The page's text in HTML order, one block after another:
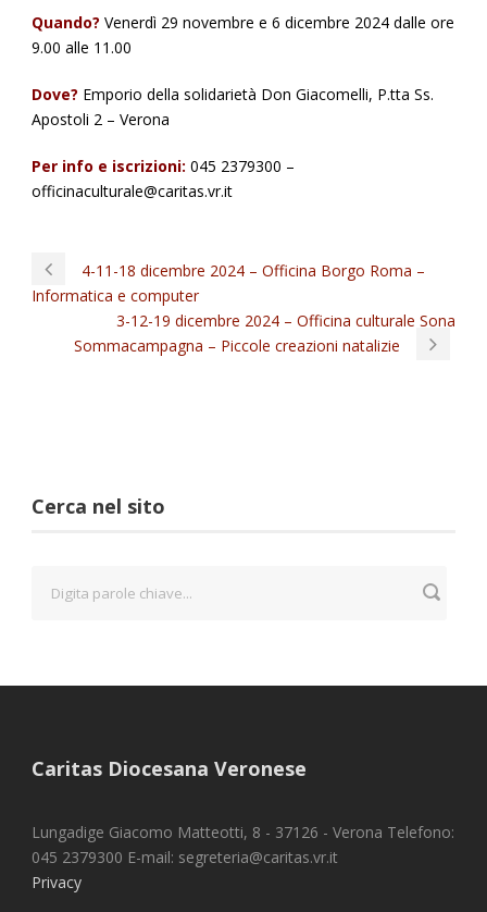
Quando? Venerdì 29 novembre e 6 dicembre 2024 dalle ore
9.00 alle 11.00
Dove? Emporio della solidarietà Don Giacomelli, P.tta Ss.
Apostoli 2 – Verona
Per info e iscrizioni: 045 2379300 –
officinaculturale@caritas.vr.it
4-11-18 dicembre 2024 – Officina Borgo Roma –
Informatica e computer
3-12-19 dicembre 2024 – Officina culturale Sona
Sommacampagna – Piccole creazioni natalizie
Cerca nel sito
Caritas Diocesana Veronese
Lungadige Giacomo Matteotti, 8 - 37126 - Verona Telefono:
045 2379300 E-mail: segreteria@caritas.vr.it
Privacy